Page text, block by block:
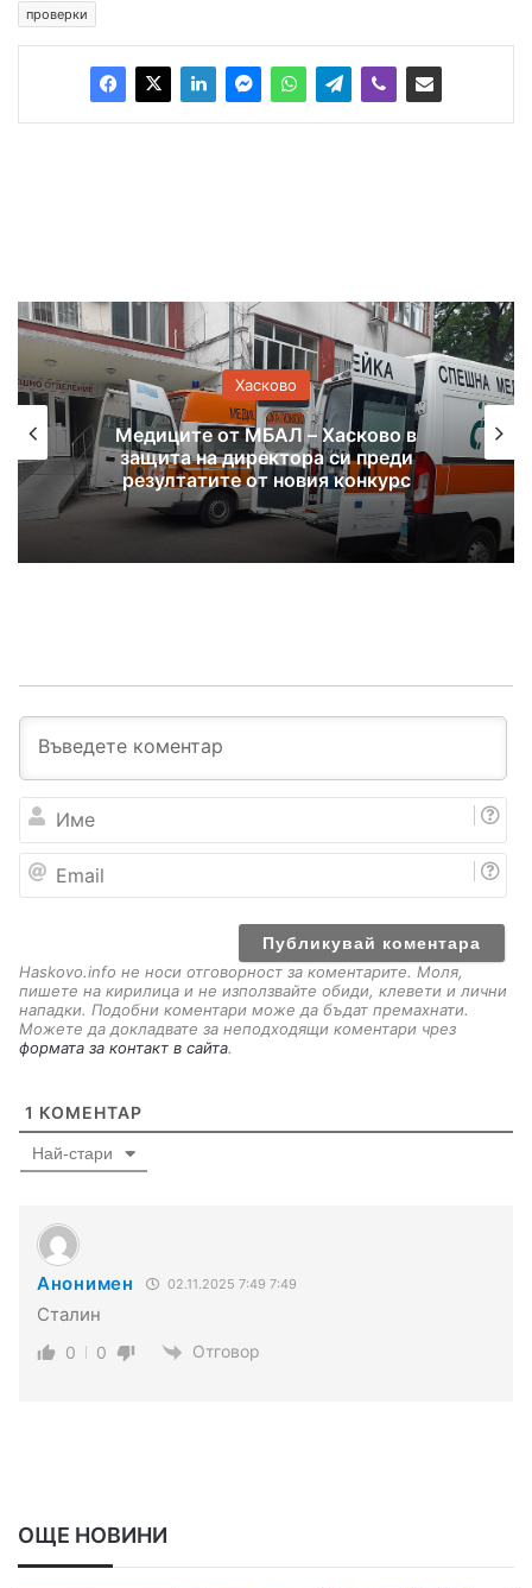
проверки
Хасково
Продължава изместването на
хасковския водопровод, пускат
водата късно вечерта
е
a
Haskovo.info не носи отговорност за коментарите. Моля,
пишете на кирилица и не използвайте обиди, клевети и лични
нападки. Подобни коментари може да бъдат премахнати.
Можете да докладвате за неподходящи коментари чрез
формата за контакт в сайта.
1 КОМЕНТАР
Най-стари
Анонимен 02.11.2025 7:49 7:49
Сталин
0 0 Отговор
ОЩЕ НОВИНИ